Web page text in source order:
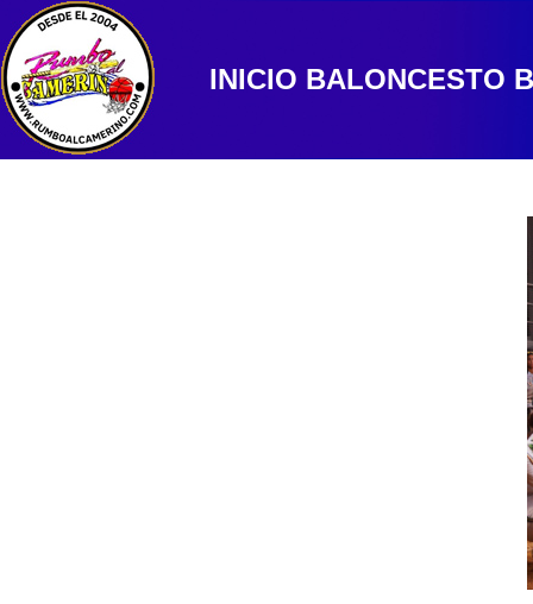
INICIO BALONCESTO